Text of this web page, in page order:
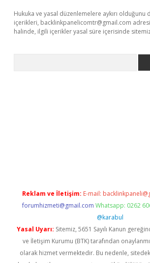
Hukuka ve yasal düzenlemelere aykırı olduğunu
içerikleri, backlinkpanelicomtr@gmail.com
halinde, ilgili içerikler yasal süre içerisinde
Reklam ve İletişim: E-mail:
forumhizmeti@gmail.com Whatsapp: 0262
@karabul
Yasal Uyarı: Sitemiz, 5651 Sayılı Kanun
ve İletişim Kurumu (BTK) tarafından
olarak hizmet vermektedir. Bu nedenle,